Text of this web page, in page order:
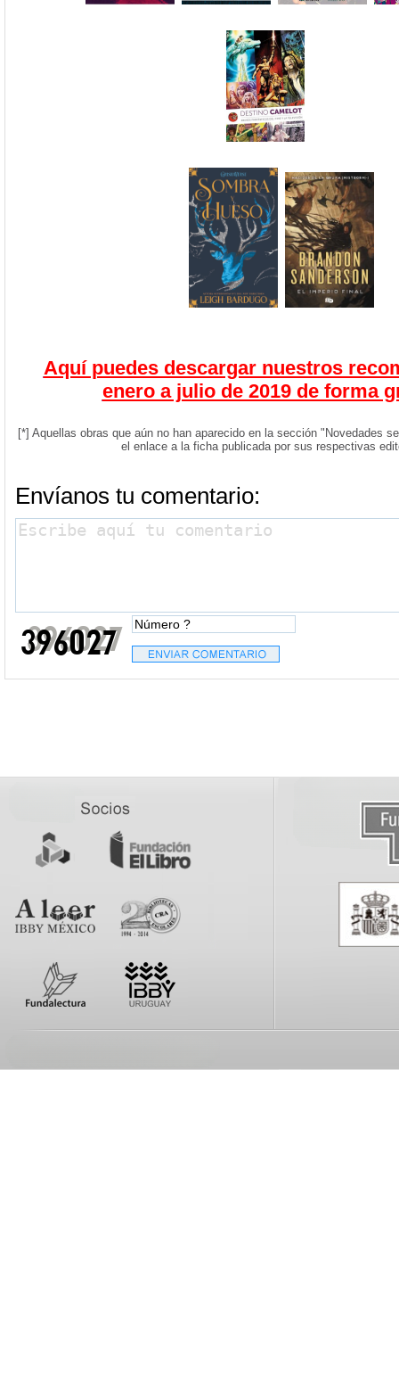
Aquí puedes descargar nuestros
enero a julio de 2019 de forma
[*] Aquellas obras que aún no han aparecido en la sección "Novedades
el enlace a la ficha publicada por sus respectivas
Envíanos tu comentario: